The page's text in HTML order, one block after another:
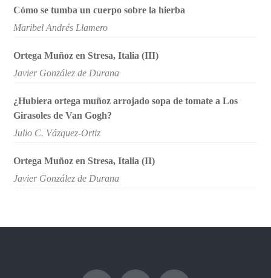
Cómo se tumba un cuerpo sobre la hierba
Maribel Andrés Llamero
Ortega Muñoz en Stresa, Italia (III)
Javier González de Durana
¿Hubiera ortega muñoz arrojado sopa de tomate a Los
Girasoles de Van Gogh?
Julio C. Vázquez-Ortiz
Ortega Muñoz en Stresa, Italia (II)
Javier González de Durana